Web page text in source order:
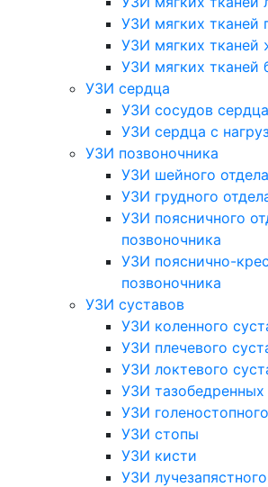
УЗИ мягких тканей
УЗИ мягких тканей
УЗИ мягких тканей
УЗИ сердца
УЗИ сосудов сердца
УЗИ сердца с
УЗИ позвоночника
УЗИ шейного
УЗИ грудного
УЗИ поясничного
позвоночника
УЗИ пояснично-
позвоночника
УЗИ суставов
УЗИ коленного
УЗИ плечевого
УЗИ локтевого
УЗИ тазобедренных
УЗИ
УЗИ стопы
УЗИ кисти
УЗИ